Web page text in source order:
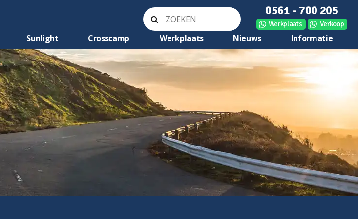
0561 - 700 205
Werkplaats Verkoop
Sunlight Crosscamp Werkplaats Nieuws Informatie